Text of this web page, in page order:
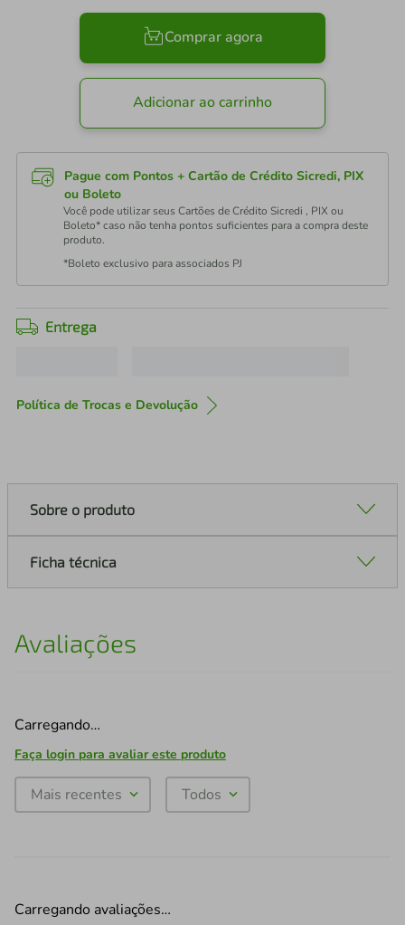
Comprar agora
Adicionar ao carrinho
Pague com Pontos + Cartão de Crédito Sicredi, PIX
ou Boleto
Você pode utilizar seus Cartões de Crédito Sicredi , PIX ou
Boleto* caso não tenha pontos suficientes para a compra deste
produto.
*Boleto exclusivo para associados PJ
Entrega
Política de Trocas e Devolução
Sobre o produto
Ficha técnica
Avaliações
Carregando…
Faça login para avaliar este produto
Mais recentes Todos
Carregando avaliações…